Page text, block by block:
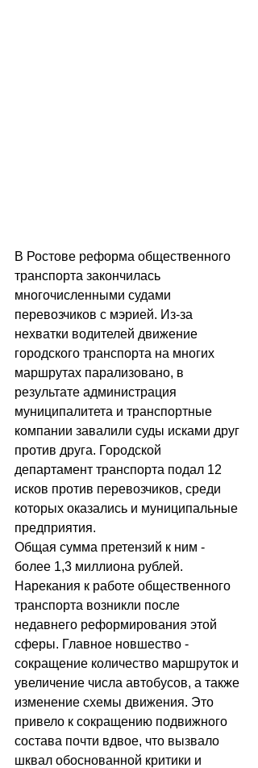
В Ростове реформа общественного
транспорта закончилась
многочисленными судами
перевозчиков с мэрией. Из-за
нехватки водителей движение
городского транспорта на многих
маршрутах парализовано, в
результате администрация
муниципалитета и транспортные
компании завалили суды исками друг
против друга. Городской
департамент транспорта подал 12
исков против перевозчиков, среди
которых оказались и муниципальные
предприятия.
Общая сумма претензий к ним -
более 1,3 миллиона рублей.
Нарекания к работе общественного
транспорта возникли после
недавнего реформирования этой
сферы. Главное новшество -
сокращение количество маршруток и
увеличение числа автобусов, а также
изменение схемы движения. Это
привело к сокращению подвижного
состава почти вдвое, что вызвало
шквал обоснованной критики и